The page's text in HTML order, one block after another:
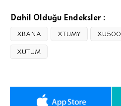
Dahil Olduğu Endeksler :
XBANA XTUMY XU500
XUTUM